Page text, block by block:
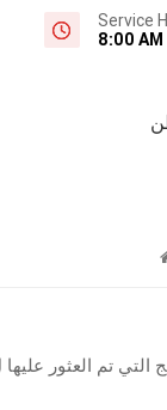
Service
8:00 AM